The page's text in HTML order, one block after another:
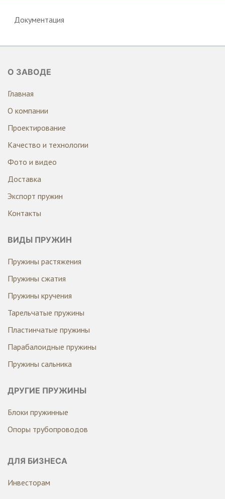
Документация
О ЗАВОДЕ
Главная
О компании
Проектирование
Качество и технологии
Фото и видео
Доставка
Экспорт пружин
Контакты
ВИДЫ ПРУЖИН
Пружины растяжения
Пружины сжатия
Пружины кручения
Тарельчатые пружины
Пластинчатые пружины
Парабалоидные пружины
Пружины сальника
ДРУГИЕ ПРУЖИНЫ
Блоки пружинные
Опоры трубопроводов
ДЛЯ БИЗНЕСА
Инвесторам